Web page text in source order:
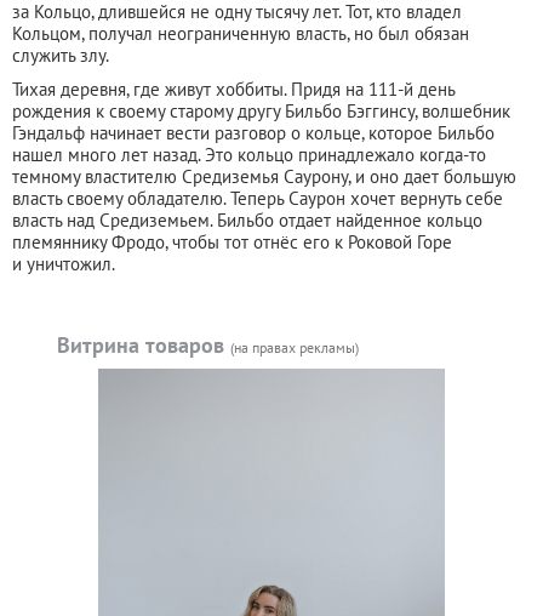
за Кольцо, длившейся не одну тысячу лет. Тот, кто владел
Кольцом, получал неограниченную власть, но был обязан
служить злу.
Тихая деревня, где живут хоббиты. Придя на 111-й день
рождения к своему старому другу Бильбо Бэггинсу, волшебник
Гэндальф начинает вести разговор о кольце, которое Бильбо
нашел много лет назад. Это кольцо принадлежало когда-то
темному властителю Средиземья Саурону, и оно дает большую
власть своему обладателю. Теперь Саурон хочет вернуть себе
власть над Средиземьем. Бильбо отдает найденное кольцо
племяннику Фродо, чтобы тот отнёс его к Роковой Горе
и уничтожил.
Витрина товаров (на правах рекламы)